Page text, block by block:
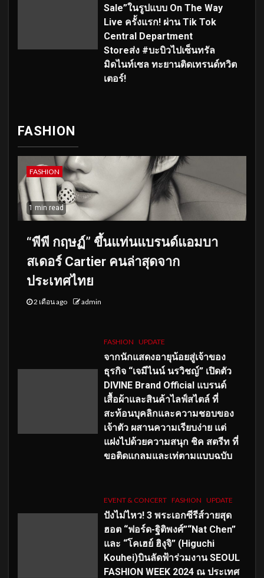
Sale”ในรูปแบบ On The Way
Live ครั้งแรก! ผ่าน Tik Tok
Central Department
Storeส่ง #บะบิวไปเซ็นทรัล
มิดไนท์เซล ทะยานติดเทรนด์ทวิต
เตอร์!
FASHION
FASHION
1 min read
“พีพี กฤษฏ์” ขึ้นแท่นแบรนด์แอมบา
สเดอร์ Cartier คนล่าสุดจาก
ประเทศไทย
2 เดือน ago admin
FASHION UPDATE
จากนักแสดงอายุน้อยสู่เจ้าของ
ธุรกิจ “เจมีไนน์ นรวิชญ์” เปิดตัว
DIVINE Brand Official แบรนด์
เสื้อผ้าและสินค้าไลฟ์สไตล์ ที่
สะท้อนบุคลิกและความชอบของ
เจ้าตัว ผสานความเรียบง่าย แต่
แฝงไปด้วยความสนุก ชิค สตรีท ที่
ขอติดแกลมและเท่ตามแบบฉบับ
EVENT & CONCERT FASHION UPDATE
ปังไม่ไหว! 3 พระเอกซีรีส์วายสุด
ฮอต “ฟอร์ด-ฐิติพงศ์”“Nat Chen”
และ “โคเฮย์ ฮิงุจิ” (Higuchi
Kouhei)บินลัดฟ้าร่วมงาน SEOUL
FASHION WEEK 2024 ณ ประเทศ